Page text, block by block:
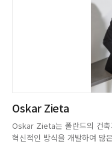
Oskar Zieta
Oskar Zieta는 폴란드의 건
혁신적인 방식을 개발하여 많